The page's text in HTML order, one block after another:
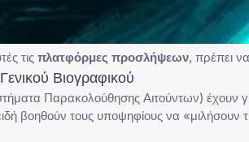
τις πλατφόρμες προσλήψεων, πρέπει
Βιογραφικού
Παρακολούθησης Αιτούντων) έχουν
βοηθούν τους υποψηφίους να